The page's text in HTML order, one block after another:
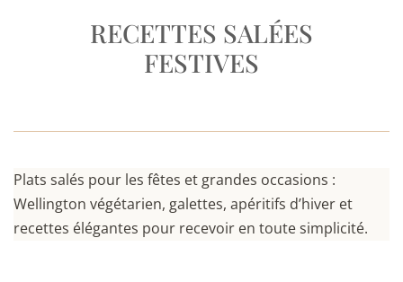
RECETTES SALÉES
FESTIVES
Plats salés pour les fêtes et grandes occasions :
Wellington végétarien, galettes, apéritifs d’hiver et
recettes élégantes pour recevoir en toute simplicité.